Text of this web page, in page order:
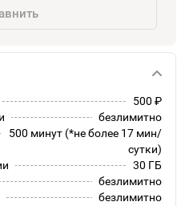
500 руб.
безлимитно
500 минут (*не более 17 мин/
сутки)
30 ГБ
безлимитно
безлимитно